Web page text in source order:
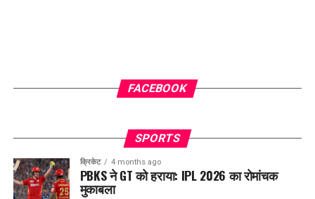
FACEBOOK
SPORTS
क्रिकेट 4 months ago
PBKS ने GT को हराया: IPL 2026 का रोमांचक
मुकाबला